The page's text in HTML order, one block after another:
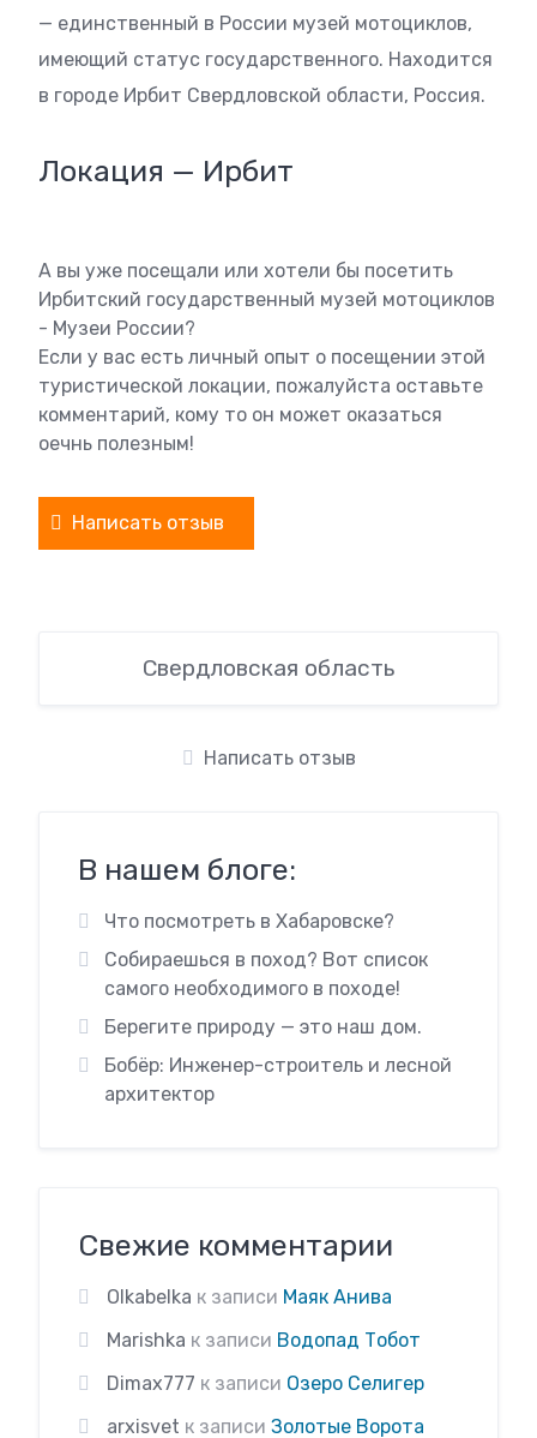
— единственный в России музей мотоциклов,
имеющий статус государственного. Находится
в городе Ирбит Свердловской области, Россия.
Локация — Ирбит
А вы уже посещали или хотели бы посетить
Ирбитский государственный музей мотоциклов
- Музеи России?
Если у вас есть личный опыт о посещении этой
туристической локации, пожалуйста оставьте
комментарий, кому то он может оказаться
оечнь полезным!
Написать отзыв
Свердловская область
Написать отзыв
В нашем блоге:
Что посмотреть в Хабаровске?
Собираешься в поход? Вот список
самого необходимого в походе!
Берегите природу — это наш дом.
Бобёр: Инженер-строитель и лесной
архитектор
Свежие комментарии
Olkabelka к записи Маяк Анива
Marishka к записи Водопад Тобот
Dimax777 к записи Озеро Селигер
arxisvet к записи Золотые Ворота